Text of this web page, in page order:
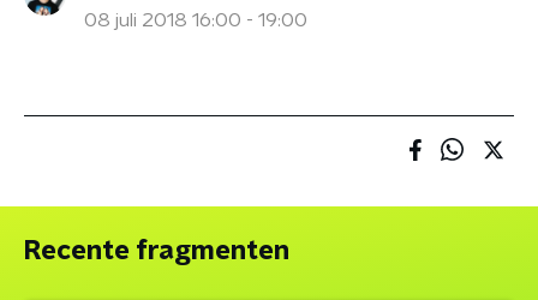
08 juli 2018 16:00 - 19:00
Recente fragmenten